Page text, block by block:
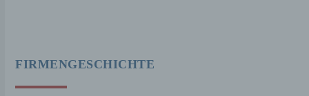
FIRMENGESCHICHTE